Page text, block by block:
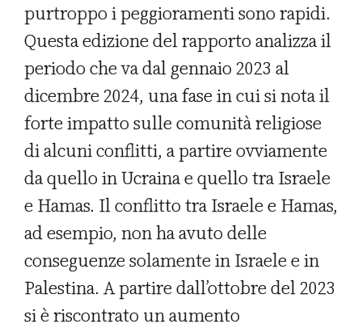
purtroppo i peggioramenti sono rapidi.
Questa edizione del rapporto analizza il
periodo che va dal gennaio 2023 al
dicembre 2024, una fase in cui si nota il
forte impatto sulle comunità religiose
di alcuni conflitti, a partire ovviamente
da quello in Ucraina e quello tra Israele
e Hamas. Il conflitto tra Israele e Hamas,
ad esempio, non ha avuto delle
conseguenze solamente in Israele e in
Palestina. A partire dall’ottobre del 2023
si è riscontrato un aumento